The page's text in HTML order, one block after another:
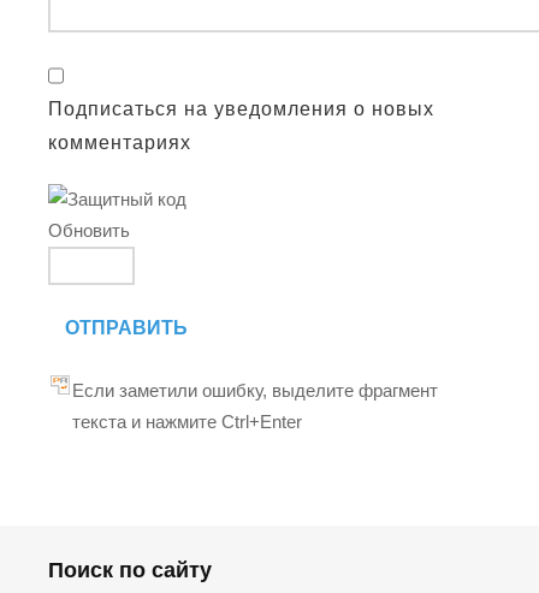
Подписаться на уведомления о новых
комментариях
Обновить
ОТПРАВИТЬ
Если заметили ошибку, выделите фрагмент
текста и нажмите Ctrl+Enter
Поиск по сайту